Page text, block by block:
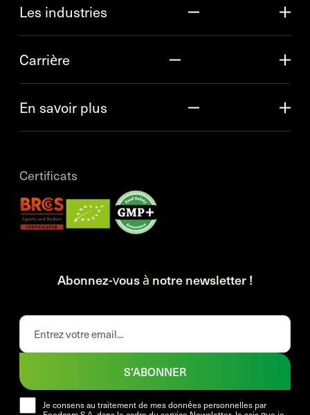
Les industries
Carrière
En savoir plus
Certificats
Abonnez-vous à notre newsletter !
Je consens au traitement de mes données personnelles par
S'ABONNER